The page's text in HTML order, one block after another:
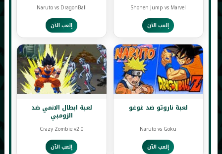
Shonen Jump vs Marvel
إلعب الآن
Naruto vs DragonBall
إلعب الآن
لعبة ناروتو ضد غوغو
Naruto vs Goku
إلعب الآن
لعبة ابطال الانمي ضد
الزومبي
Crazy Zombie v2.0
إلعب الآن